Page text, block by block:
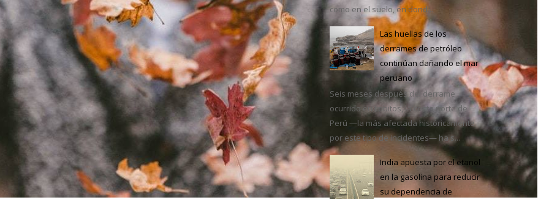
es el mejor calentador solar de México
como en el suelo, en dond...
Las huellas de los
derrames de petróleo
continúan dañando el mar
peruano
Seis meses después del derrame
ocurrido en Lobitos, la costa norte de
Perú —la más afectada históricamente
por este tipo de incidentes— ha s...
India apuesta por el etanol
en la gasolina para reducir
su dependencia de